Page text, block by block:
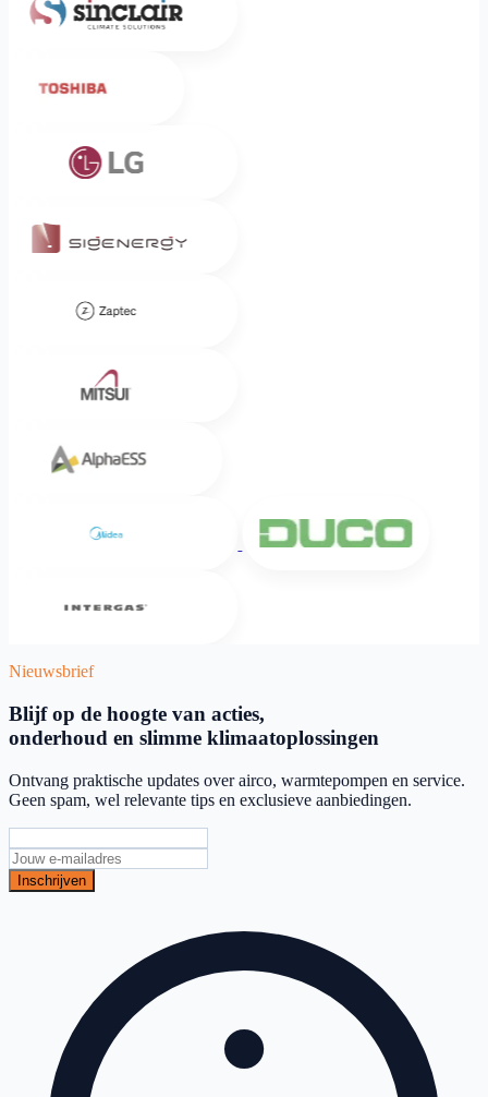
Nieuwsbrief
Blijf op de hoogte van acties,
onderhoud en slimme klimaatoplossingen
Ontvang praktische updates over airco, warmtepompen en service.
Geen spam, wel relevante tips en exclusieve aanbiedingen.
Inschrijven